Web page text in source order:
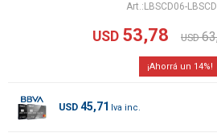
LBSCD06-
USD 53,78 USD
14
USD 45,71